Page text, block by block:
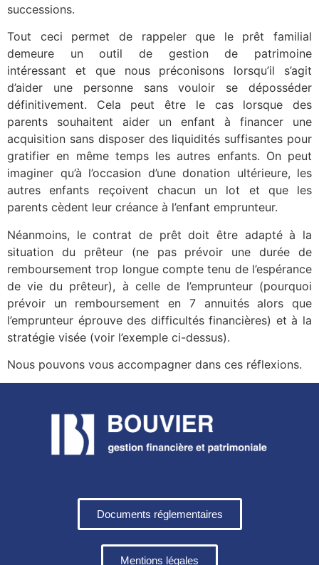
successions.
Tout ceci permet de rappeler que le prêt familial
demeure un outil de gestion de patrimoine
intéressant et que nous préconisons lorsqu’il s’agit
d’aider une personne sans vouloir se déposséder
définitivement. Cela peut être le cas lorsque des
parents souhaitent aider un enfant à financer une
acquisition sans disposer des liquidités suffisantes pour
gratifier en même temps les autres enfants. On peut
imaginer qu’à l’occasion d’une donation ultérieure, les
autres enfants reçoivent chacun un lot et que les
parents cèdent leur créance à l’enfant emprunteur.
Néanmoins, le contrat de prêt doit être adapté à la
situation du prêteur (ne pas prévoir une durée de
remboursement trop longue compte tenu de l’espérance
de vie du prêteur), à celle de l’emprunteur (pourquoi
prévoir un remboursement en 7 annuités alors que
l’emprunteur éprouve des difficultés financières) et à la
stratégie visée (voir l’exemple ci-dessus).
Nous pouvons vous accompagner dans ces réflexions.
Documents réglementaires
Mentions légales